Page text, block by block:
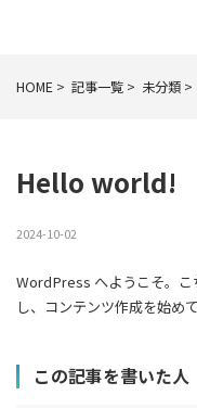
HOME 記事一覧 未分類
Hello world!
2024-10-02
WordPress へようこそ。こ
し、コンテンツ作成を始め
この記事を書いた人